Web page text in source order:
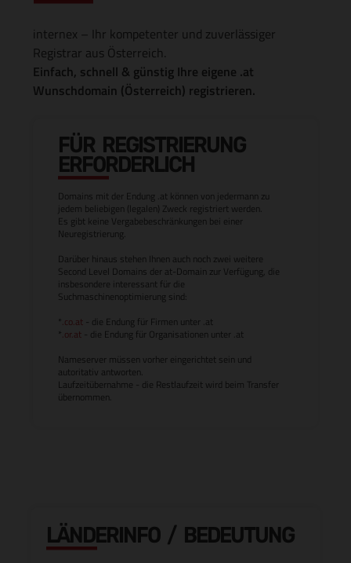
internex – Ihr kompetenter und zuverlässiger
Registrar aus Österreich.
Einfach, schnell & günstig Ihre eigene .at
Wunschdomain (Österreich) registrieren.
FÜR REGISTRIERUNG
ERFORDERLICH
Domains mit der Endung .at können von jedermann zu
jedem beliebigen (legalen) Zweck registriert werden.
Es gibt keine Vergabebeschränkungen bei einer
Neuregistrierung.
Darüber hinaus stehen Ihnen auch noch zwei weitere
Second Level Domains der at-Domain zur Verfügung, die
insbesondere interessant für die
Suchmaschinenoptimierung sind:
*.co.at - die Endung für Firmen unter .at
*.or.at - die Endung für Organisationen unter .at
Nameserver müssen vorher eingerichtet sein und
autoritativ antworten.
Laufzeitübernahme - die Restlaufzeit wird beim Transfer
übernommen.
LÄNDERINFO / BEDEUTUNG